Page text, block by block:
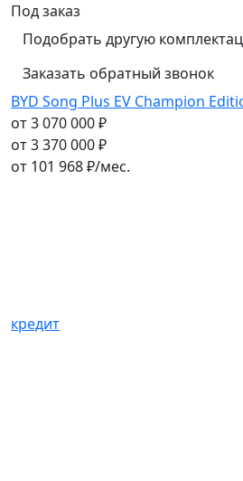
Под заказ
Подобрать другую
Заказать обратный звонок
BYD Song Plus EV Champion
от 3 070 000 ₽
от 3 370 000 ₽
от 101 968₽/мес.
кредит